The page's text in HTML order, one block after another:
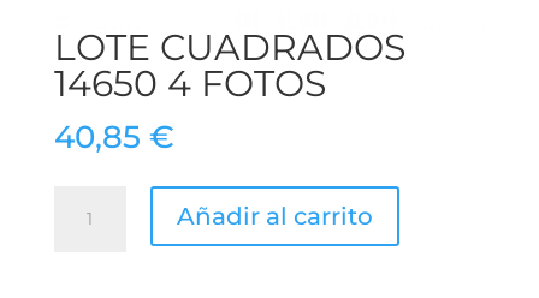
LOTE CUADRADOS
14650 4 FOTOS
40,85 €
Cuadrados
Añadir al carrito